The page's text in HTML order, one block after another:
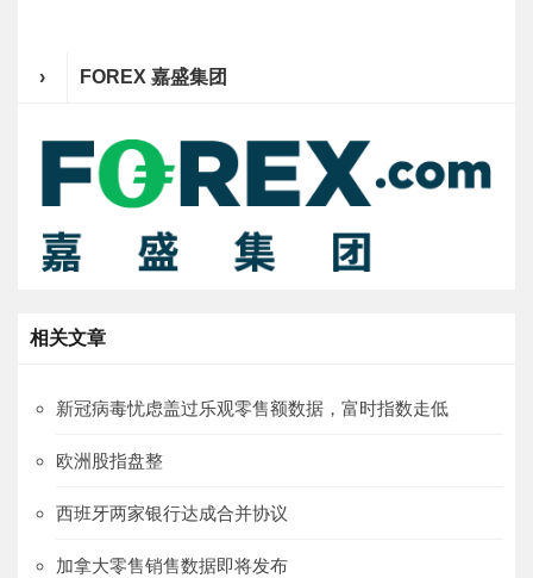
› FOREX 嘉盛集团
相关文章
新冠病毒忧虑盖过乐观零售额数据，富时指数走低
欧洲股指盘整
西班牙两家银行达成合并协议
加拿大零售销售数据即将发布